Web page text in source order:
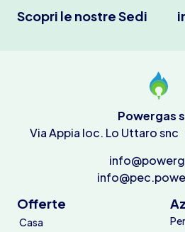
Scopri le nostre Sedi
Powergas
Via Appia loc. Lo Uttaro snc
Offerte
Casa